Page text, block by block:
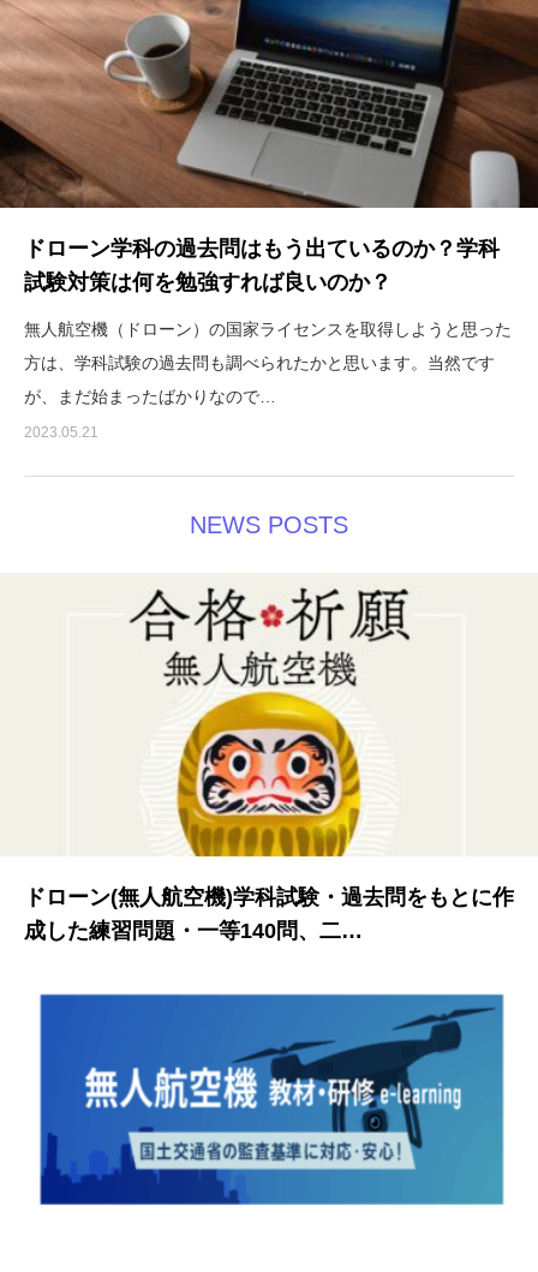
ドローン学科の過去問はもう出ているのか？学科
試験対策は何を勉強すれば良いのか？
無人航空機（ドローン）の国家ライセンスを取得しようと思った
方は、学科試験の過去問も調べられたかと思います。当然です
が、まだ始まったばかりなので…
2023.05.21
NEWS POSTS
ドローン(無人航空機)学科試験・過去問をもとに作
成した練習問題・一等140問、二…